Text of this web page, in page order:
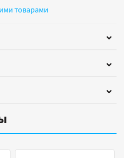
товарами